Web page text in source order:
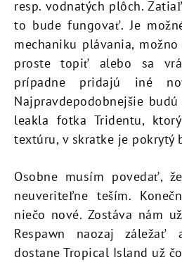
resp. vodnatých plôch.
to bude fungovať. Je
mechaniku plávania,
proste topiť alebo sa
prípadne pridajú iné
Najpravdepodobnejšie
leakla fotka Tridentu,
textúru, v skratke je pokrytý
Osobne musím povedať,
neuveriteľne teším.
niečo nové. Zostáva nám
Respawn naozaj
dostane Tropical Island už